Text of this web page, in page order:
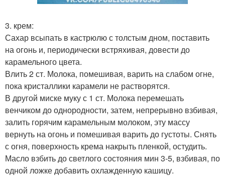
3. крем:
Сахар всыпать в кастрюлю с толстым дном, поставить
на огонь и, периодически встряхивая, довести до
карамельного цвета.
Влить 2 ст. Молока, помешивая, варить на слабом огне,
пока кристаллики карамели не растворятся.
В другой миске муку с 1 ст. Молока перемешать
венчиком до однородности, затем, непрерывно взбивая,
залить горячим карамельным молоком, эту массу
вернуть на огонь и помешивая варить до густоты. Снять
с огня, поверхность крема накрыть пленкой, остудить.
Масло взбить до светлого состояния мин 3-5, взбивая, по
одной ложке добавить охлажденную кашицу.